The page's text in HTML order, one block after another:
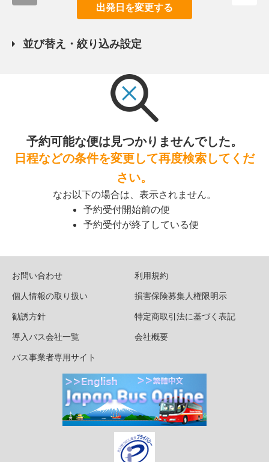
出発日を変更する
並び替え・絞り込み設定
予約可能な便は見つかりませんでした。
日程などの条件を変更して再度検索してくだ
さい。
なお以下の場合は、表示されません。
予約受付開始前の便
予約受付が終了している便
お問い合わせ
利用規約
個人情報の取り扱い
損害保険募集人権限明示
勧誘方針
特定商取引法に基づく表記
導入バス会社一覧
会社概要
バス事業者専用サイト